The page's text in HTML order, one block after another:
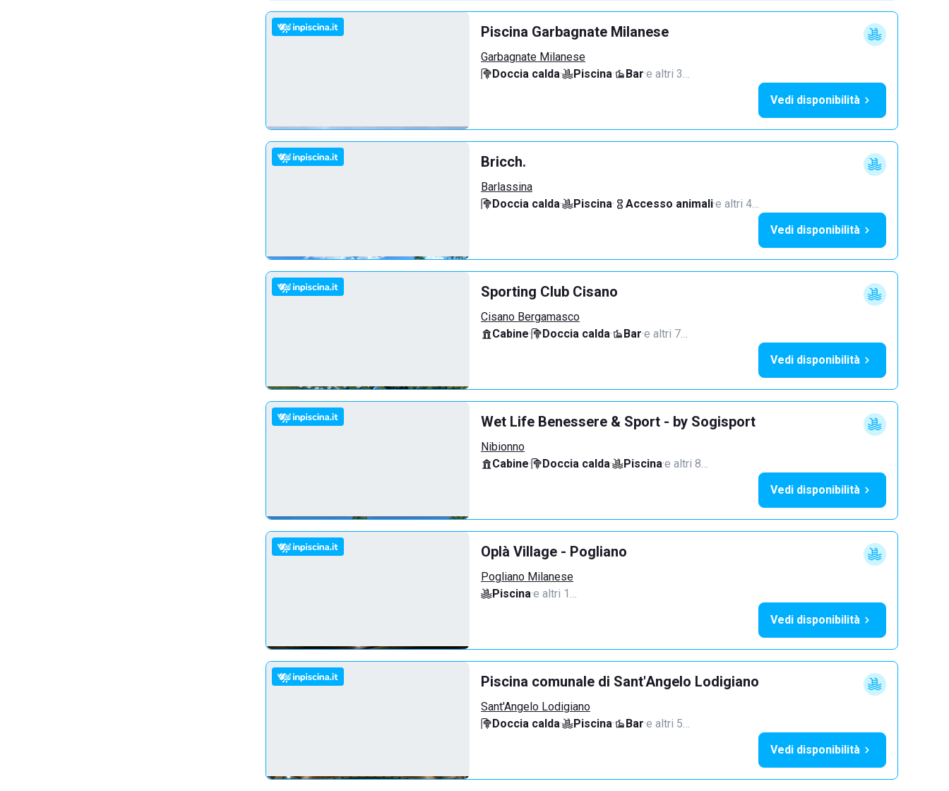
Piscina Garbagnate Milanese
Garbagnate Milanese
Doccia calda· Piscina· Bar·e altri 3…
Vedi disponibilità
Bricch.
Barlassina
Doccia calda· Piscina· Accesso animali·e altri 4…
Vedi disponibilità
Sporting Club Cisano
Cisano Bergamasco
Cabine· Doccia calda· Bar·e altri 7…
Vedi disponibilità
Wet Life Benessere & Sport - by Sogisport
Nibionno
Cabine· Doccia calda· Piscina·e altri 8…
Vedi disponibilità
Oplà Village - Pogliano
Pogliano Milanese
Piscina·e altri 1…
Vedi disponibilità
Piscina comunale di Sant'Angelo Lodigiano
Sant'Angelo Lodigiano
Doccia calda· Piscina· Bar·e altri 5…
Vedi disponibilità